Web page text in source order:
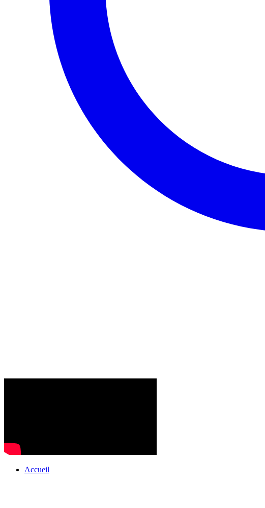
Accueil